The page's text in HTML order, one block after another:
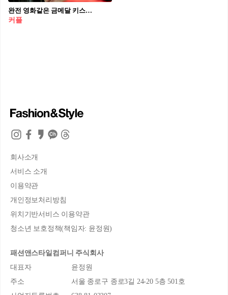
완전 영화같은 금메달 키스👩🏻‍❤️‍💋‍👨🏻🏅
커플
회사소개
서비스 소개
이용약관
개인정보처리방침
위치기반서비스 이용약관
청소년 보호정책(책임자: 윤정원)
패션앤스타일컴퍼니 주식회사
대표자
윤정원
주소
서울 종로구 종로3길 24-20 5층 501호